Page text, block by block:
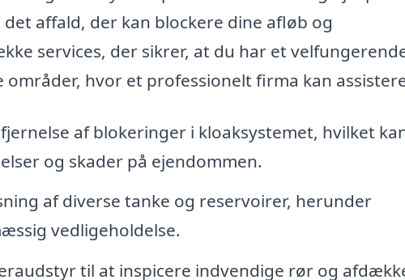
affald, der kan blockere dine afløb og
services, der sikrer, at du har et
hvor et professionelt firma kan
af blokeringer i kloaksystemet, hvilket
og skader på ejendommen.
af diverse tanke og reservoirer, herunder
vedligeholdelse.
til at inspicere indvendige rør og